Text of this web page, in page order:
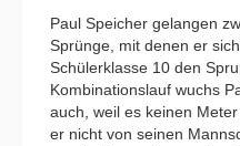
Paul Speicher gelangen
Sprünge, mit denen er
Schülerklasse 10 den
Kombinationslauf wuchs
auch, weil es keinen
er nicht von seinen